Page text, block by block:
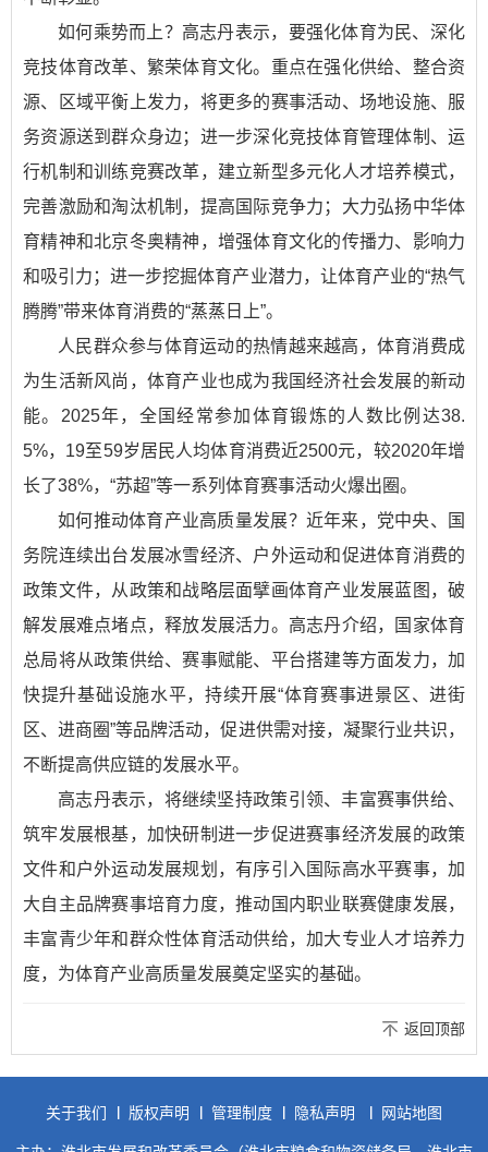
如何乘势而上？高志丹表示，要强化体育为民、深化
竞技体育改革、繁荣体育文化。重点在强化供给、整合资
源、区域平衡上发力，将更多的赛事活动、场地设施、服
务资源送到群众身边；进一步深化竞技体育管理体制、运
行机制和训练竞赛改革，建立新型多元化人才培养模式，
完善激励和淘汰机制，提高国际竞争力；大力弘扬中华体
育精神和北京冬奥精神，增强体育文化的传播力、影响力
和吸引力；进一步挖掘体育产业潜力，让体育产业的“热气
腾腾”带来体育消费的“蒸蒸日上”。
人民群众参与体育运动的热情越来越高，体育消费成
为生活新风尚，体育产业也成为我国经济社会发展的新动
能。2025年，全国经常参加体育锻炼的人数比例达38.
5%，19至59岁居民人均体育消费近2500元，较2020年增
长了38%，“苏超”等一系列体育赛事活动火爆出圈。
如何推动体育产业高质量发展？近年来，党中央、国
务院连续出台发展冰雪经济、户外运动和促进体育消费的
政策文件，从政策和战略层面擘画体育产业发展蓝图，破
解发展难点堵点，释放发展活力。高志丹介绍，国家体育
总局将从政策供给、赛事赋能、平台搭建等方面发力，加
快提升基础设施水平，持续开展“体育赛事进景区、进街
区、进商圈”等品牌活动，促进供需对接，凝聚行业共识，
不断提高供应链的发展水平。
高志丹表示，将继续坚持政策引领、丰富赛事供给、
筑牢发展根基，加快研制进一步促进赛事经济发展的政策
文件和户外运动发展规划，有序引入国际高水平赛事，加
大自主品牌赛事培育力度，推动国内职业联赛健康发展，
丰富青少年和群众性体育活动供给，加大专业人才培养力
度，为体育产业高质量发展奠定坚实的基础。
返回顶部
关于我们 版权声明 管理制度 隐私声明 网站地图